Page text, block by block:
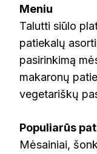
Meniu
Talutti siūlo
patiekalų
pasirinkimą
makaronų
vegetariškų
Populiarūs
Mėsainiai,